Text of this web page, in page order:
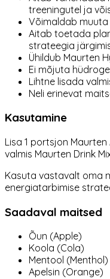
treeningutel ja
Võimaldab muuta
Aitab toetada
strateegia
Ühildub Maurten
Ei mõjuta
Lihtne lisada
Neli erinevat
Kasutamine
Lisa 1 portsjon
valmis Maurten Drink
Kasuta vastavalt oma
energiatarbimise
Saadaval maitsed
Õun (Apple)
Koola (Cola)
Mentool (Menthol)
Apelsin (Orange)